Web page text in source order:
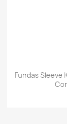
Fundas Sleeve